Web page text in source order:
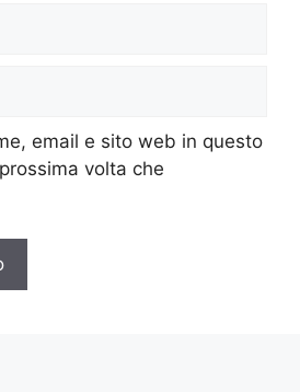
email e sito web in questo
volta che